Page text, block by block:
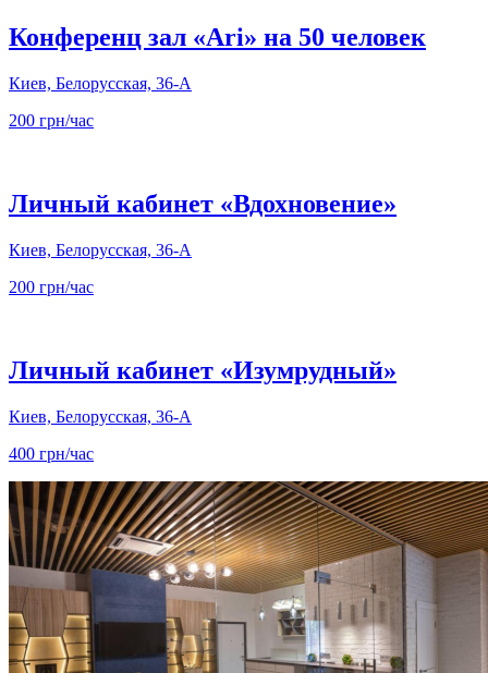
Конференц зал «Ari» на 50 человек
Киев, Белорусская, 36-А
200 грн/час
Личный кабинет «Вдохновение»
Киев, Белорусская, 36-А
200 грн/час
Личный кабинет «Изумрудный»
Киев, Белорусская, 36-А
400 грн/час